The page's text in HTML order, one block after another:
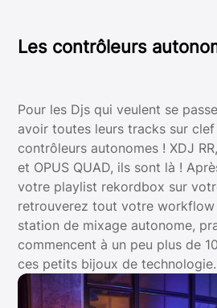
Les contrôleurs
Pour les Djs qui veulent se
avoir toutes leurs tracks sur
contrôleurs autonomes ! XDJ
et OPUS QUAD, ils sont là !
votre playlist rekordbox sur
retrouverez tout votre workflow
station de mixage autonome,
commencent à un peu plus de
ces petits bijoux de technologie.